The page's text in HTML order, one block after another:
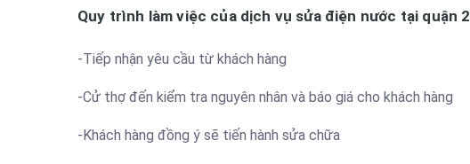
Quy trình làm việc của dịch vụ sửa điện nước tại quận 2
-Tiếp nhận yêu cầu từ khách hàng
-Cử thợ đến kiểm tra nguyên nhân và báo giá cho khách hàng
-Khách hàng đồng ý sẽ tiến hành sửa chữa